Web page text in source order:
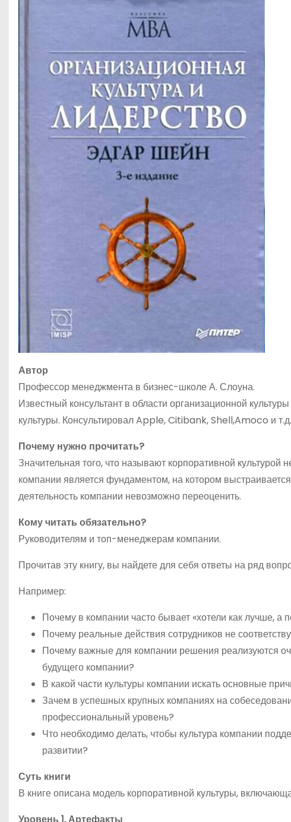
Автор
Профессор менеджмента в бизнес-школе А. Слоуна.
Известный консультант в области организационной
культуры. Консультировал Apple, Citibank, Shell,Amoco и т.д.
Почему нужно прочитать?
Значительная того, что называют корпоративной
компании является фундаментом, на котором
деятельность компании невозможно переоценить.
Кому читать обязательно?
Руководителям и топ-менеджерам компании.
Прочитав эту книгу, вы найдете для себя ответы на ряд
Например:
Почему в компании часто бывает «хотели как лучше, а
Почему реальные действия сотрудников не
Почему важные для компании решения реализуются
будущего компании?
В какой части культуры компании искать основные
Зачем в успешных крупных компаниях на
профессиональный уровень?
Что необходимо делать, чтобы культура компании
развитии?
Суть книги
В книге описана модель корпоративной культуры,